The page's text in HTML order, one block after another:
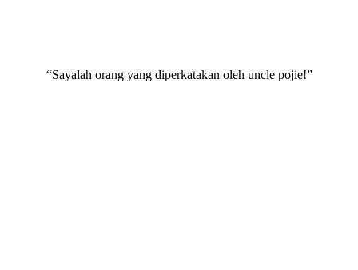
“Sayalah orang yang diperkatakan oleh uncle pojie!”